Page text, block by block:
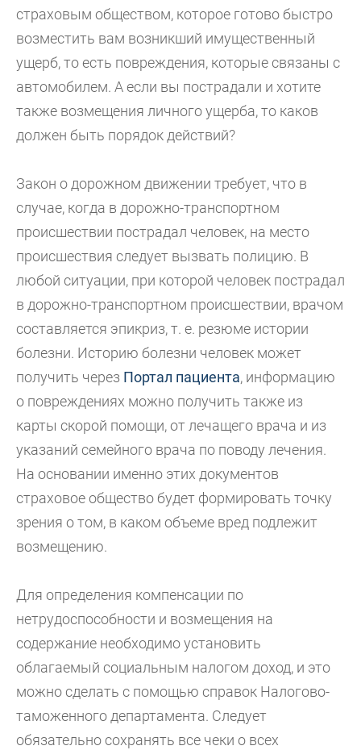
страховым обществом, которое готово быстро
возместить вам возникший имущественный
ущерб, то есть повреждения, которые связаны с
автомобилем. А если вы пострадали и хотите
также возмещения личного ущерба, то каков
должен быть порядок действий?
Закон о дорожном движении требует, что в
случае, когда в дорожно-транспортном
происшествии пострадал человек, на место
происшествия следует вызвать полицию. В
любой ситуации, при которой человек пострадал
в дорожно-транспортном происшествии, врачом
составляется эпикриз, т. е. резюме истории
болезни. Историю болезни человек может
получить через Портал пациента, информацию
о повреждениях можно получить также из
карты скорой помощи, от лечащего врача и из
указаний семейного врача по поводу лечения.
На основании именно этих документов
страховое общество будет формировать точку
зрения о том, в каком объеме вред подлежит
возмещению.
Для определения компенсации по
нетрудоспособности и возмещения на
содержание необходимо установить
облагаемый социальным налогом доход, и это
можно сделать с помощью справок Налогово-
таможенного департамента. Следует
обязательно сохранять все чеки о всех